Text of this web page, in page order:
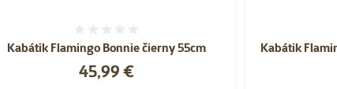
Kabátik Flamingo Bonnie čierny 55cm
Cena
45,99 €
Kabátik